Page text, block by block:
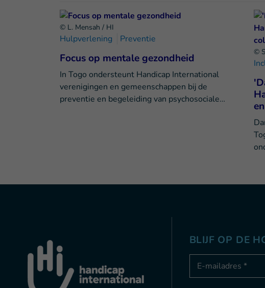
© L. Mensah / HI
Hulpverlening Preventie
Focus op mentale gezondheid
In Togo ondersteunt Handicap International
verenigingen en gemeenschappen bij de
preventie en begeleiding van psychosociale…
©
BLIJF OP DE
Adresse e-mail